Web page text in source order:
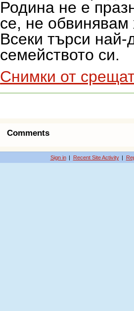
Родина не е
се, не обвинявам
Всеки търси най-
семейството си.
Снимки от
Comments
Sign in | Recent Site Activity |